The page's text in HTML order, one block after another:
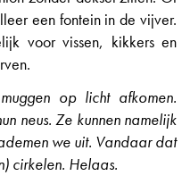
een fontein in de vijver.
voor vissen, kikkers en
op licht afkomen.
neus. Ze kunnen namelijk
we uit. Vandaar dat
cirkelen. Helaas.